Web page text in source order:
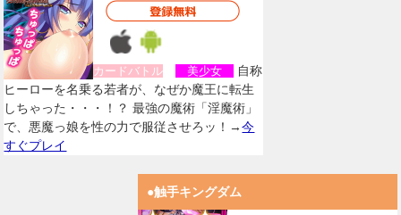
カードバトル 美少女
自称
ヒーローを名乗る若者が、なぜか魔王に転生
しちゃった・・・！？ 最強の魔術「淫魔術」
で、悪魔っ娘を性の力で服従させろッ！→今
すぐプレイ
●触手キングダム